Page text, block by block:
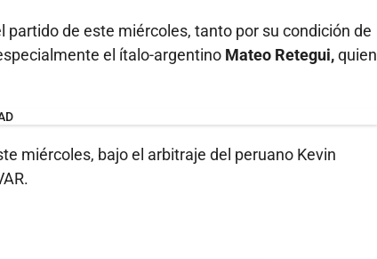
de este miércoles, tanto por su condición de
el ítalo-argentino Mateo Retegui,quien
miércoles, bajo el arbitraje del peruano Kevin